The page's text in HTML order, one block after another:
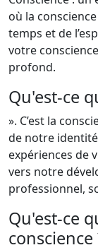
où la
temps et de
votre
profond.
Qu'est-ce
». C’est la
de notre
expériences de
vers notre
professionnel,
Qu'est-ce
conscience